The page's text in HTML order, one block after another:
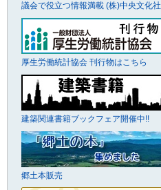
議会で役立つ情報満載 (株)中央文化社
厚生労働統計協会 刊行物はこちら
建築関連書籍ブックフェア開催中!!
郷土本販売